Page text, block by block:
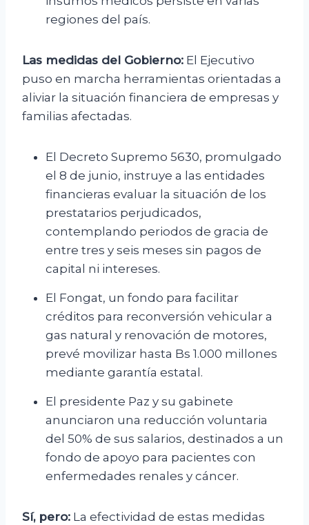
regiones del país.
Las medidas del Gobierno: El Ejecutivo
puso en marcha herramientas orientadas a
aliviar la situación financiera de empresas y
familias afectadas.
El Decreto Supremo 5630, promulgado
el 8 de junio, instruye a las entidades
financieras evaluar la situación de los
prestatarios perjudicados,
contemplando periodos de gracia de
entre tres y seis meses sin pagos de
capital ni intereses.
El Fongat, un fondo para facilitar
créditos para reconversión vehicular a
gas natural y renovación de motores,
prevé movilizar hasta Bs 1.000 millones
mediante garantía estatal.
El presidente Paz y su gabinete
anunciaron una reducción voluntaria
del 50% de sus salarios, destinados a un
fondo de apoyo para pacientes con
enfermedades renales y cáncer.
Sí, pero: La efectividad de estas medidas